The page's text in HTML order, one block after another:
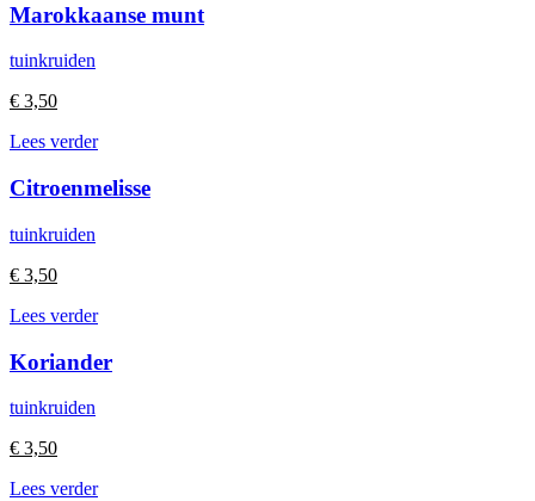
Marokkaanse munt
tuinkruiden
€ 3,50
Lees verder
Citroenmelisse
tuinkruiden
€ 3,50
Lees verder
Koriander
tuinkruiden
€ 3,50
Lees verder